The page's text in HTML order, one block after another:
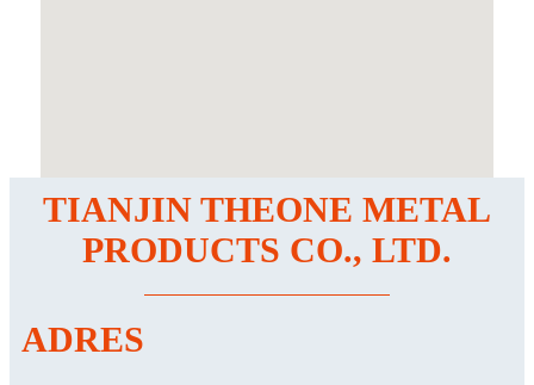
TIANJIN THEONE METAL
PRODUCTS CO., LTD.
ADRES